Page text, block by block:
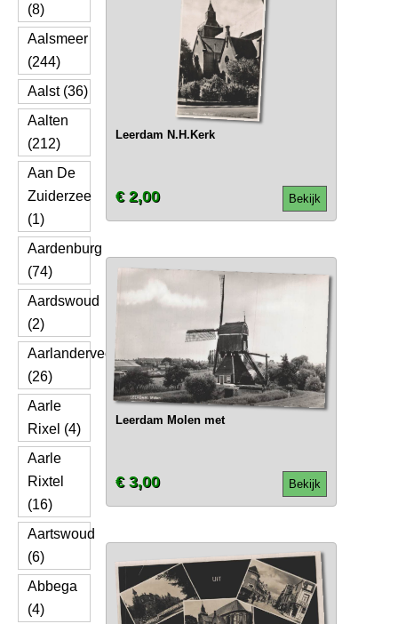
(8)
Aalsmeer
(244)
Aalst (36)
Aalten
(212)
Aan De
Zuiderzee
(1)
Aardenburg
(74)
Aardswoud
(2)
Aarlanderveen
(26)
Aarle
Rixel (4)
Aarle
Rixtel
(16)
Aartswoud
(6)
Abbega
(4)
Leerdam N.H.Kerk
Bekijk
€ 2,00
Leerdam Molen met
Bekijk
€ 3,00